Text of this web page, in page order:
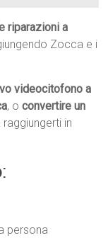
riparazioni a
Zocca e i
videocitofono a
, oconvertire un
in
persona